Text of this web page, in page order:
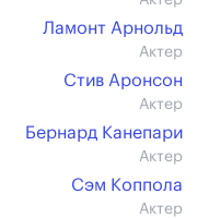
Ламонт Арнольд
Актер
Стив Аронсон
Актер
Бернард Канепари
Актер
Сэм Коппола
Актер